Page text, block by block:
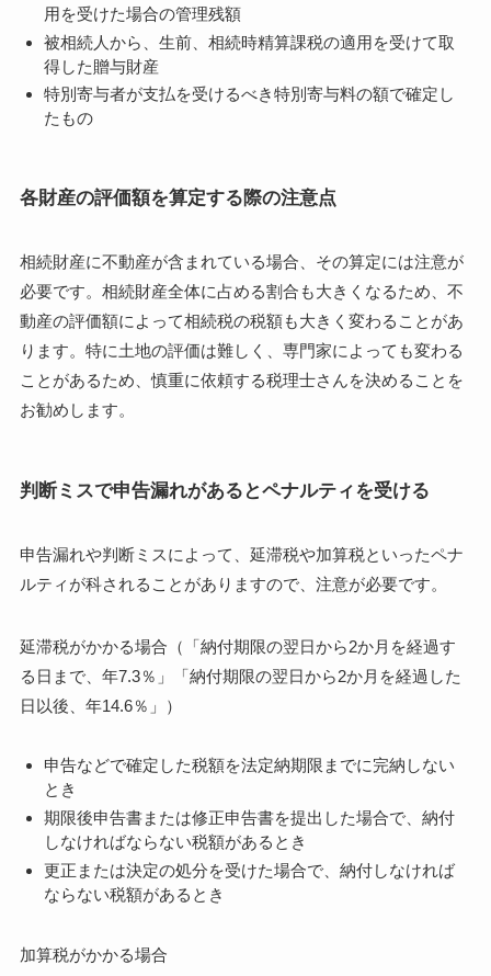
用を受けた場合の管理残額
被相続人から、生前、相続時精算課税の適用を受けて取
得した贈与財産
特別寄与者が支払を受けるべき特別寄与料の額で確定し
たもの
各財産の評価額を算定する際の注意点
相続財産に不動産が含まれている場合、その算定には注意が
必要です。相続財産全体に占める割合も大きくなるため、不
動産の評価額によって相続税の税額も大きく変わることがあ
ります。特に土地の評価は難しく、専門家によっても変わる
ことがあるため、慎重に依頼する税理士さんを決めることを
お勧めします。
判断ミスで申告漏れがあるとペナルティを受ける
申告漏れや判断ミスによって、延滞税や加算税といったペナ
ルティが科されることがありますので、注意が必要です。
延滞税がかかる場合（「納付期限の翌日から2か月を経過す
る日まで、年7.3％」「納付期限の翌日から2か月を経過した
日以後、年14.6％」）
申告などで確定した税額を法定納期限までに完納しない
とき
期限後申告書または修正申告書を提出した場合で、納付
しなければならない税額があるとき
更正または決定の処分を受けた場合で、納付しなければ
ならない税額があるとき
加算税がかかる場合